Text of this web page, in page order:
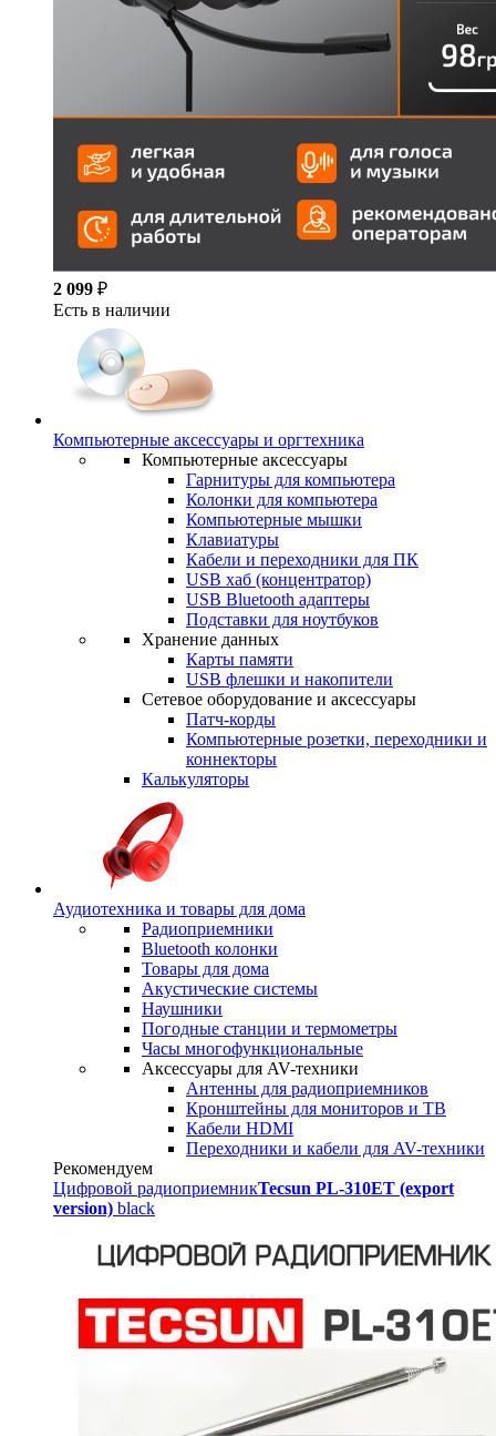
2 099 ₽
Есть в наличии
Компьютерные аксессуары и оргтехника
Компьютерные аксессуары
Гарнитуры для компьютера
Колонки для компьютера
Компьютерные мышки
Клавиатуры
Кабели и переходники для ПК
USB хаб (концентратор)
USB Bluetooth адаптеры
Подставки для ноутбуков
Хранение данных
Карты памяти
USB флешки и накопители
Сетевое оборудование и аксессуары
Патч-корды
Компьютерные розетки, переходники и
коннекторы
Калькуляторы
Аудиотехника и товары для дома
Радиоприемники
Bluetooth колонки
Товары для дома
Акустические системы
Наушники
Погодные станции и термометры
Часы многофункциональные
Аксессуары для AV-техники
Антенны для радиоприемников
Кронштейны для мониторов и ТВ
Кабели HDMI
Переходники и кабели для AV-техники
Рекомендуем
Цифровой радиоприемникTecsun PL-310ET (export
version) black